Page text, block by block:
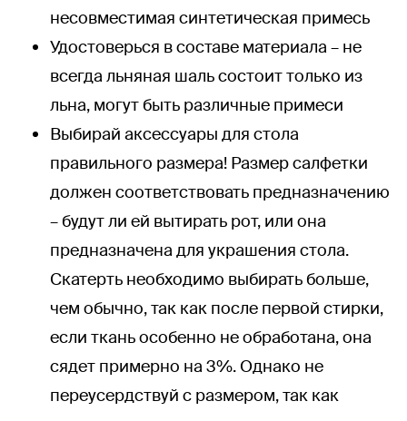
несовместимая синтетическая примесь
Удостоверься в составе материала – не
всегда льняная шаль состоит только из
льна, могут быть различные примеси
Выбирай аксессуары для стола
правильного размера! Размер салфетки
должен соответствовать предназначению
– будут ли ей вытирать рот, или она
предназначена для украшения стола.
Скатерть необходимо выбирать больше,
чем обычно, так как после первой стирки,
если ткань особенно не обработана, она
сядет примерно на 3%. Однако не
переусердствуй с размером, так как